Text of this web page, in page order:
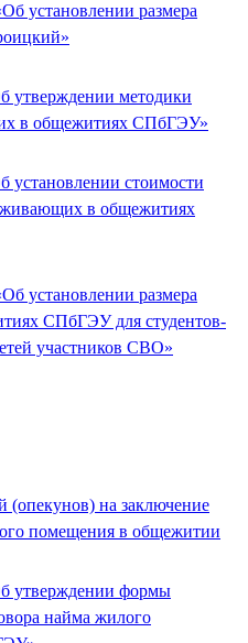
установлении размера
утверждении методики
в общежитиях СПбГЭУ»
установлении стоимости
в общежитиях
установлении размера
СПбГЭУ для студентов-
участников СВО»
(опекунов) на заключение
помещения в общежитии
утверждении формы
найма жилого